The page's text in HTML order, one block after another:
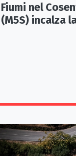
Fiumi nel
(M5S) incalza
prevenzione